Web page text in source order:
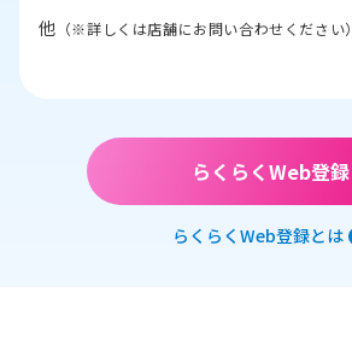
他 （※詳しくは店舗にお問い合わせください）
らくらくWeb登録
らくらくWeb登録とは